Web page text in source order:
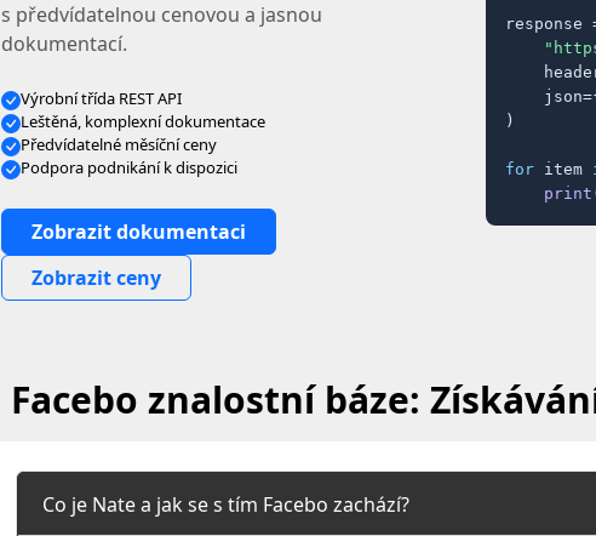
s předvídatelnou cenovou a jasnou
dokumentací.
Výrobní třída REST API
Leštěná, komplexní dokumentace
Předvídatelné měsíční ceny
Podpora podnikání k dispozici
Zobrazit dokumentaci
Zobrazit ceny
)
for item
print
Facebo znalostní báze:
Co je Nate a jak se s tím Facebo zachází?